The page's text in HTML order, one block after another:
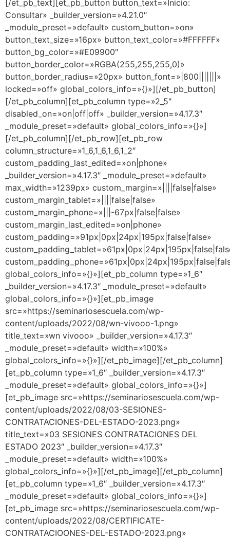
[/et_pb_text][et_pb_button button_text=»Inicio:
Consultar» _builder_version=»4.21.0″
_module_preset=»default» custom_button=»on»
button_text_size=»16px» button_text_color=»#FFFFFF»
button_bg_color=»#E09900″
button_border_color=»RGBA(255,255,255,0)»
button_border_radius=»20px» button_font=»|800|||||||»
locked=»off» global_colors_info=»{}»][/et_pb_button]
[/et_pb_column][et_pb_column type=»2_5″
disabled_on=»on|off|off» _builder_version=»4.17.3″
_module_preset=»default» global_colors_info=»{}»]
[/et_pb_column][/et_pb_row][et_pb_row
column_structure=»1_6,1_6,1_6,1_2″
custom_padding_last_edited=»on|phone»
_builder_version=»4.17.3″ _module_preset=»default»
max_width=»1239px» custom_margin=»||||false|false»
custom_margin_tablet=»||||false|false»
custom_margin_phone=»|||-67px|false|false»
custom_margin_last_edited=»on|phone»
custom_padding=»91px|0px|24px|195px|false|false»
global_colors_info=»{}»][et_pb_column type=»1_6″
_builder_version=»4.17.3″ _module_preset=»default»
global_colors_info=»{}»][et_pb_image
src=»https://seminariosescuela.com/wp-
content/uploads/2022/08/wn-vivooo-1.png»
title_text=»wn vivooo» _builder_version=»4.17.3″
_module_preset=»default» width=»100%»
global_colors_info=»{}»][/et_pb_image][/et_pb_column]
[et_pb_column type=»1_6″ _builder_version=»4.17.3″
_module_preset=»default» global_colors_info=»{}»]
[et_pb_image src=»https://seminariosescuela.com/wp-
content/uploads/2022/08/03-SESIONES-
CONTRATACIONES-DEL-ESTADO-2023.png»
title_text=»03 SESIONES CONTRATACIONES DEL
ESTADO 2023″ _builder_version=»4.17.3″
_module_preset=»default» width=»100%»
global_colors_info=»{}»][/et_pb_image][/et_pb_column]
[et_pb_column type=»1_6″ _builder_version=»4.17.3″
_module_preset=»default» global_colors_info=»{}»]
[et_pb_image src=»https://seminariosescuela.com/wp-
content/uploads/2022/08/CERTIFICATE-
CONTRATACIOONES-DEL-ESTADO-2023.png»